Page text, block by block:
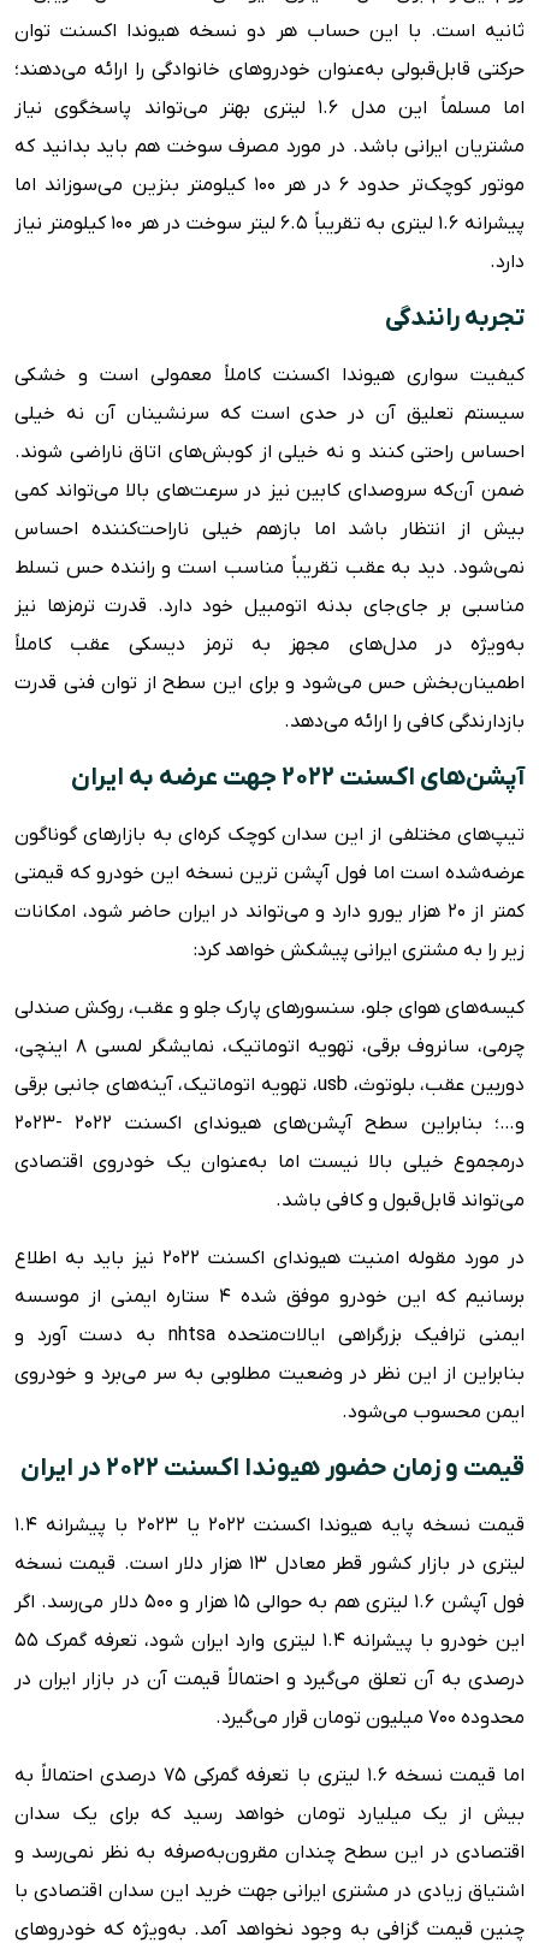
ثانیه است. با این حساب هر دو نسخه هیوندا اکسنت توان
حرکتی قابل‌قبولی به‌عنوان خودروهای خانوادگی را ارائه می‌دهند؛
اما مسلماً این مدل ۱.۶ لیتری بهتر می‌تواند پاسخگوی نیاز
مشتریان ایرانی باشد. در مورد مصرف سوخت هم باید بدانید که
موتور کوچک‌تر حدود ۶ در هر ۱۰۰ کیلومتر بنزین می‌سوزاند اما
پیشرانه ۱.۶ لیتری به تقریباً ۶.۵ لیتر سوخت در هر ۱۰۰ کیلومتر نیاز
دارد.
تجربه رانندگی
کیفیت سواری هیوندا اکسنت کاملاً معمولی است و خشکی
سیستم تعلیق آن در حدی است که سرنشینان آن نه خیلی
احساس راحتی کنند و نه خیلی از کوبش‌های اتاق ناراضی شوند.
ضمن آن‌که سروصدای کابین نیز در سرعت‌های بالا می‌تواند کمی
بیش از انتظار باشد اما بازهم خیلی ناراحت‌کننده احساس
نمی‌شود. دید به عقب تقریباً مناسب است و راننده حس تسلط
مناسبی بر جای‌جای بدنه اتومبیل خود دارد. قدرت ترمزها نیز
به‌ویژه در مدل‌های مجهز به ترمز دیسکی عقب کاملاً
اطمینان‌بخش حس می‌شود و برای این سطح از توان فنی قدرت
بازدارندگی کافی را ارائه می‌دهد.
آپشن‌های اکسنت ۲۰۲۲ جهت عرضه به ایران
تیپ‌های مختلفی از این سدان کوچک کره‌ای به بازارهای گوناگون
عرضه‌شده است اما فول آپشن ترین نسخه این خودرو که قیمتی
کمتر از ۲۰ هزار یورو دارد و می‌تواند در ایران حاضر شود، امکانات
زیر را به مشتری ایرانی پیشکش خواهد کرد:
کیسه‌های هوای جلو، سنسورهای پارک جلو و عقب، روکش صندلی
چرمی، سانروف برقی، تهویه اتوماتیک، نمایشگر لمسی ۸ اینچی،
دوربین عقب، بلوتوث، usb، تهویه اتوماتیک، آینه‌های جانبی برقی
و…؛ بنابراین سطح آپشن‌های هیوندای اکسنت ۲۰۲۲ -۲۰۲۳
درمجموع خیلی بالا نیست اما به‌عنوان یک خودروی اقتصادی
می‌تواند قابل‌قبول و کافی باشد.
در مورد مقوله امنیت هیوندای اکسنت ۲۰۲۲ نیز باید به اطلاع
برسانیم که این خودرو موفق شده ۴ ستاره ایمنی از موسسه
ایمنی ترافیک بزرگراهی ایالات‌متحده nhtsa به دست آورد و
بنابراین از این نظر در وضعیت مطلوبی به سر می‌برد و خودروی
ایمن محسوب می‌شود.
قیمت و زمان حضور هیوندا اکسنت ۲۰۲۲ در ایران
قیمت نسخه پایه هیوندا اکسنت ۲۰۲۲ یا ۲۰۲۳ با پیشرانه ۱.۴
لیتری در بازار کشور قطر معادل ۱۳ هزار دلار است. قیمت نسخه
فول آپشن ۱.۶ لیتری هم به حوالی ۱۵ هزار و ۵۰۰ دلار می‌رسد. اگر
این خودرو با پیشرانه ۱.۴ لیتری وارد ایران شود، تعرفه گمرک ۵۵
درصدی به آن تعلق می‌گیرد و احتمالاً قیمت آن در بازار ایران در
محدوده ۷۰۰ میلیون تومان قرار می‌گیرد.
اما قیمت نسخه ۱.۶ لیتری با تعرفه گمرکی ۷۵ درصدی احتمالاً به
بیش از یک میلیارد تومان خواهد رسید که برای یک سدان
اقتصادی در این سطح چندان مقرون‌به‌صرفه به نظر نمی‌رسد و
اشتیاق زیادی در مشتری ایرانی جهت خرید این سدان اقتصادی با
چنین قیمت گزافی به وجود نخواهد آمد. به‌ویژه که خودروهای